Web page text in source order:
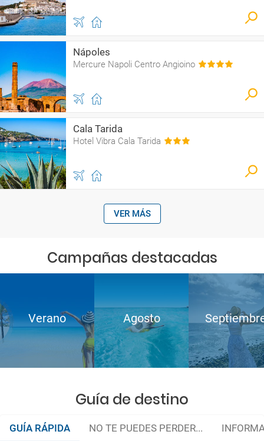
Nápoles
Mercure Napoli Centro Angioino
Cala Tarida
Hotel Vibra Cala Tarida
VER MÁS
Campañas destacadas
Verano Agosto
Guía de destino
GUÍA RÁPIDA NO TE PUEDES PERDER...